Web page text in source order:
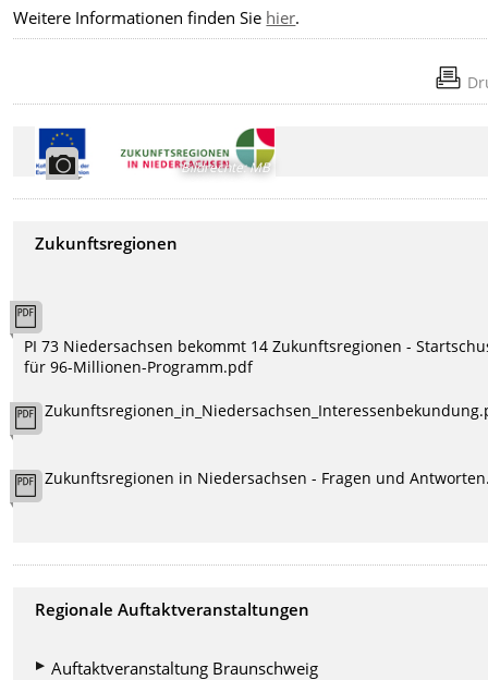
Weitere Informationen finden Sie hier.
Bildrechte:MB
Zukunftsregionen
PI 73 Niedersachsen bekommt 14 Zukunftsregionen -
für 96-Millionen-Programm.pdf
Zukunftsregionen in Niedersachsen - Fragen und
Regionale Auftaktveranstaltungen
Auftaktveranstaltung Braunschweig